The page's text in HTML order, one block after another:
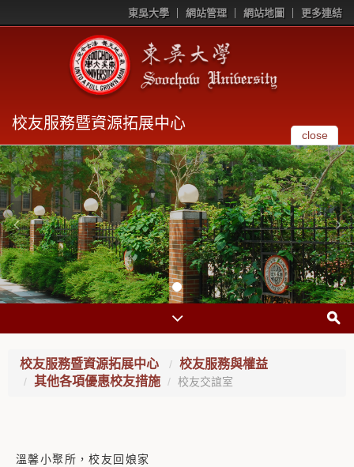
東吳大學 網站管理 網站地圖 更多連結
校友服務暨資源拓展中心
close
校友服務暨資源拓展中心
校友服務與權益
其他各項優惠校友措施
校友交誼室
溫馨小聚所，校友回娘家